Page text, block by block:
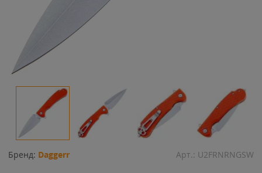
Бренд: Daggerr Арт.: U2FRNRNGSW